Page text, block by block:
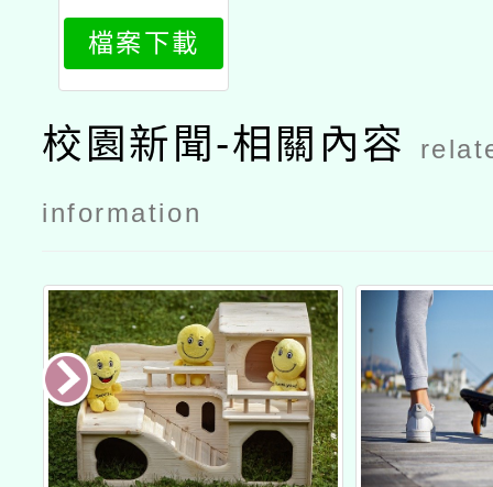
635_attach
1
檔案下載
校園新聞-相關內容
information